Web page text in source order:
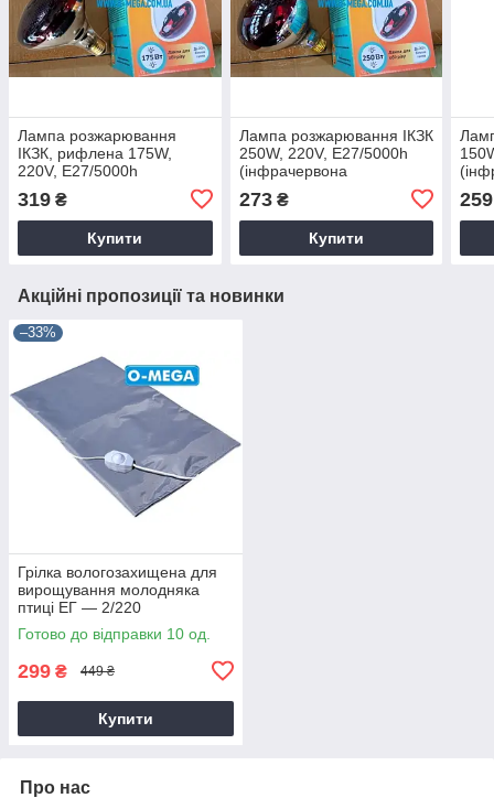
Лампа розжарювання
ІКЗК, рифлена 175W,
220V, E27/5000h
дзеркальна лампа)
наполовину червона
319 ₴
Купити
Лампа розжарювання ІКЗК
250W, 220V, E27/5000h
(інфрачервона
наполовину червона
273₴
Купити
259
Акційні пропозиції та новинки
–33%
Грілка вологозахищена для
вирощування молодняка
птиці ЕГ — 2/220
Готово до відправки 10 од.
299 ₴ 449 ₴
Купити
Про нас